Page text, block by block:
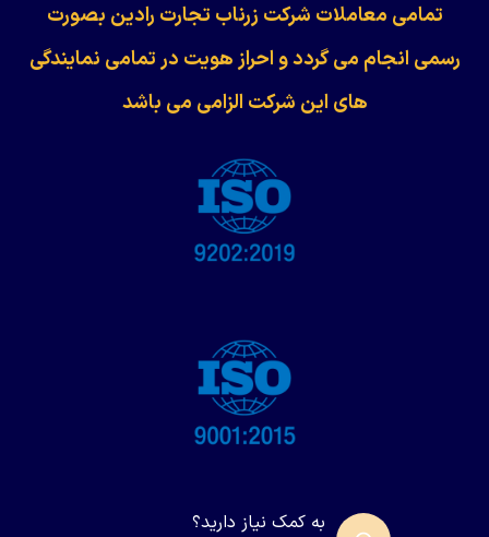
​​​​​​تمامی معاملات شرکت زرناب تجارت رادین بصورت
رسمی انجام می گردد و احراز هویت در تمامی نمایندگی
های این شرکت الزامی می باشد
به کمک نیاز دارید؟